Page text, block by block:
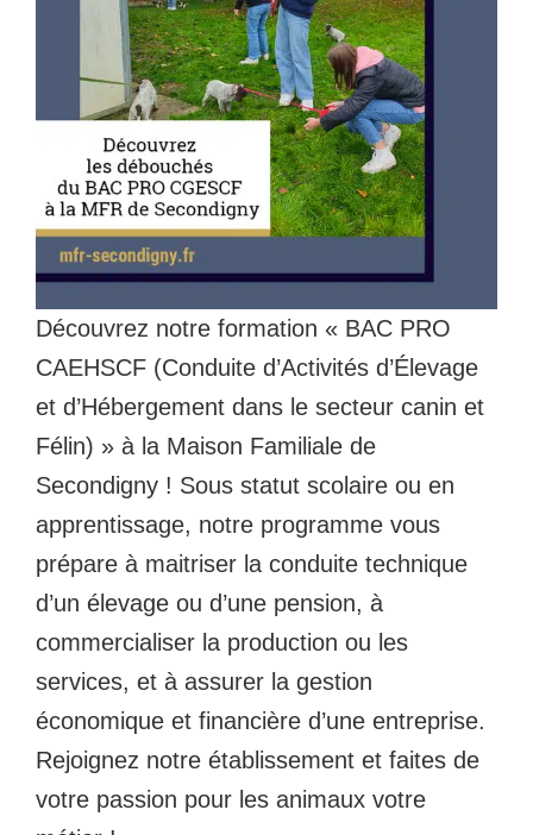
Découvrez notre formation « BAC PRO
CAEHSCF (Conduite d’Activités d’Élevage
et d’Hébergement dans le secteur canin et
Félin) » à la Maison Familiale de
Secondigny ! Sous statut scolaire ou en
apprentissage, notre programme vous
prépare à maitriser la conduite technique
d’un élevage ou d’une pension, à
commercialiser la production ou les
services, et à assurer la gestion
économique et financière d’une entreprise.
Rejoignez notre établissement et faites de
votre passion pour les animaux votre